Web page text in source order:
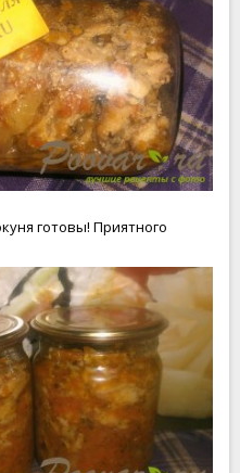
готовы! Приятного